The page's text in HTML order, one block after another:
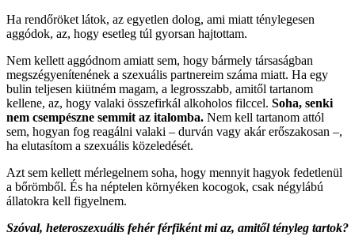
Ha rendőröket látok, az egyetlen dolog, ami miatt ténylegesen
aggódok, az, hogy esetleg túl gyorsan hajtottam.
Nem kellett aggódnom amiatt sem, hogy bármely társaságban
megszégyenítenének a szexuális partnereim száma miatt. Ha egy
bulin teljesen kiütném magam, a legrosszabb, amitől tartanom
kellene, az, hogy valaki összefirkál alkoholos filccel. Soha, senki
nem csempészne semmit az italomba. Nem kell tartanom attól
sem, hogyan fog reagálni valaki – durván vagy akár erőszakosan –,
ha elutasítom a szexuális közeledését.
Azt sem kellett mérlegelnem soha, hogy mennyit hagyok fedetlenül
a bőrömből. És ha néptelen környéken kocogok, csak négylábú
állatokra kell figyelnem.
Szóval, heteroszexuális fehér férfiként mi az, amitől tényleg tartok?